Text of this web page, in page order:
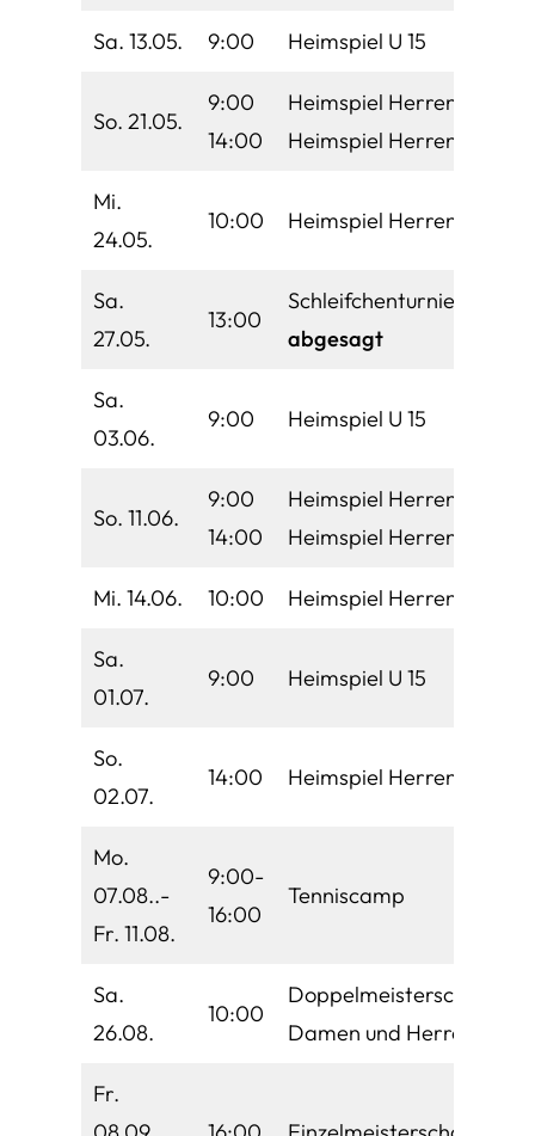
Sa. 13.05. 9:00 Heimspiel U 15
So. 21.05.
9:00
14:00
Heimspiel Herren
Heimspiel Herren 40
Mi.
24.05.
10:00 Heimspiel Herren 65
Sa.
27.05.
13:00
Schleifchenturnier –
abgesagt
Sa.
03.06.
9:00 Heimspiel U 15
So. 11.06.
9:00
14:00
Heimspiel Herren
Heimspiel Herren 40
Mi. 14.06. 10:00 Heimspiel Herren 65
Sa.
01.07.
9:00 Heimspiel U 15
So.
02.07.
14:00 Heimspiel Herren 40
Mo.
07.08..-
Fr. 11.08.
9:00-
16:00
Tenniscamp
Sa.
26.08.
10:00
Doppelmeisterschaft
Damen und Herren
Fr.